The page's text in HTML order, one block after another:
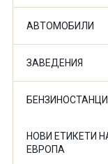
АВТОМОБИЛИ
ЗАВЕДЕНИЯ
НОВИ ЕТИКЕТИ
ЕВРОПА